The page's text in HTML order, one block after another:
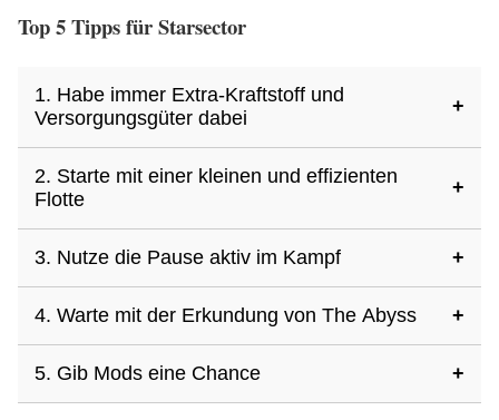
Top 5 Tipps für Starsector
1. Habe immer Extra-Kraftstoff und
Versorgungsgüter dabei
+
Uns ging selbst der Treibstoff weitab des zivilisierten Raums
aus. Die Lösung war, die halbe Flotte zu verschrotten, um
2. Starte mit einer kleinen und effizienten
Flotte
+
Groß einzukaufen ist verlockend, aber die Wartung frisst
schnell die Wirtschaft auf. Eine kompakte Flotte ist zu
Beginn viel leichter zu managen.
3. Nutze die Pause aktiv im Kampf +
Die Pausenfunktion gibt dir Ruhe, das Schlachtfeld zu
analysieren und Befehle zu erteilen, ohne dass alles im Chaos
endet.
4. Warte mit der Erkundung von The Abyss +
Wir waren zu früh dort – und wurden in wenigen Minuten
ausgelöscht. The Abyss verlangt eine starke Flotte und gute
5. Gib Mods eine Chance +